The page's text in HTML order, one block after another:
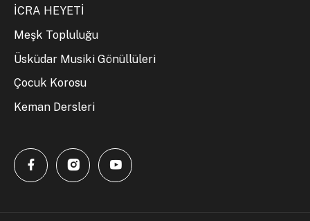
İCRA HEYETİ
Meşk Topluluğu
Üsküdar Musiki Gönüllüleri
Çocuk Korosu
Keman Dersleri